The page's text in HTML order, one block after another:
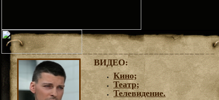
ВИДЕО:
Кино;
Театр;
Телевидение.